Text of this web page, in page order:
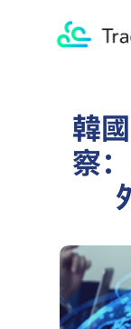
韓
察